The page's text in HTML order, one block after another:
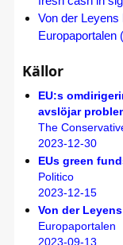
Von der Leyens
Europaportalen
Källor
EU:s
avslöjar
The
2023-12-30
EUs green
Politico
2023-12-15
Von der
Europaportalen
2023-09-13